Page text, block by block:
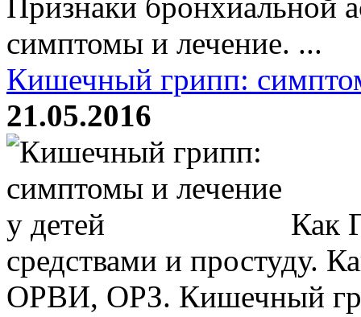
симптомы и лечение. ...
Кишечный грипп:
21.05.2016
Как
средствами и простуду.
ОРВИ, ОРЗ. Кишечный